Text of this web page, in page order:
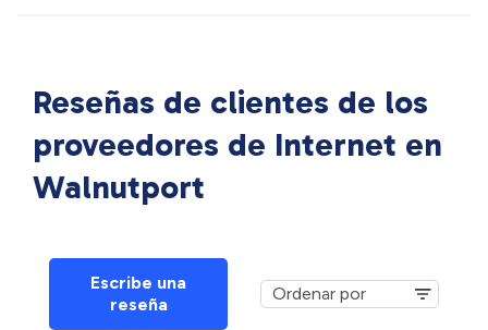
Reseñas de clientes de los
proveedores de Internet en
Walnutport
Escribe una
reseña